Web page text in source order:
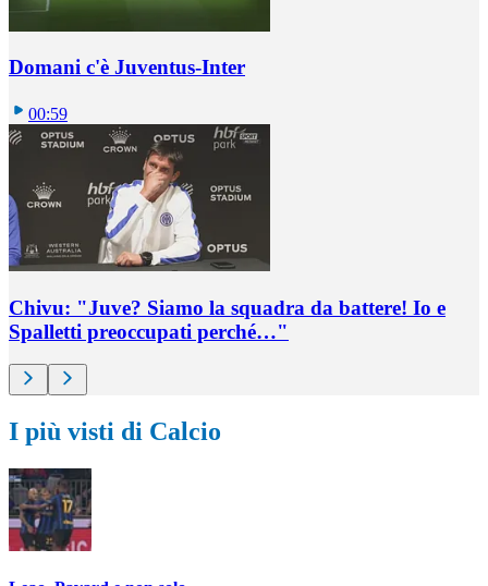
Domani c'è Juventus-Inter
00:59
Chivu: "Juve? Siamo la squadra da battere! Io e
Spalletti preoccupati perché…"
I più visti di Calcio